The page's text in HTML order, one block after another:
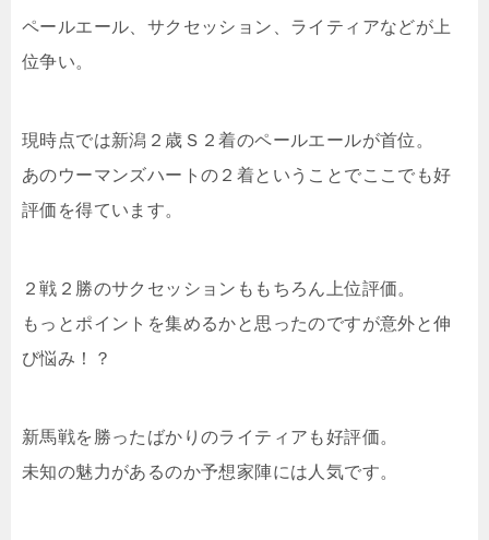
ペールエール、サクセッション、ライティアなどが上
位争い。
現時点では新潟２歳Ｓ２着のペールエールが首位。
あのウーマンズハートの２着ということでここでも好
評価を得ています。
２戦２勝のサクセッションももちろん上位評価。
もっとポイントを集めるかと思ったのですが意外と伸
び悩み！？
新馬戦を勝ったばかりのライティアも好評価。
未知の魅力があるのか予想家陣には人気です。